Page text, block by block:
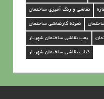
نقاشی و رنگ آمیزی ساختمان
نمونه کارنقاشی ساختمان
پمپ نقاشی ساختمان شهریار
کتاب نقاشی ساختمان شهریار